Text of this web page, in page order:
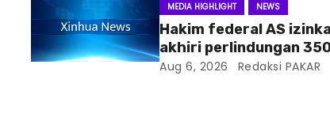
MEDIA HIGHLIGHT NEWS
Hakim federal AS
akhiri perlindungan
Haiti
Aug 6, 2026 Redaksi PAKAR